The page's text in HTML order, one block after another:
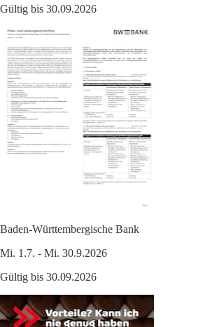
Gültig bis 30.09.2026
Baden-Württembergische Bank
Mi. 1.7. - Mi. 30.9.2026
Gültig bis 30.09.2026